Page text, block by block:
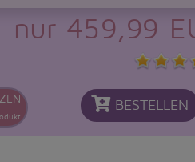
nur 459,99
BESTELLEN